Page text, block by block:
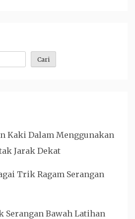
Cari
Kaki Dalam Menggunakan
Jarak Dekat
Trik Ragam Serangan
Serangan Bawah Latihan